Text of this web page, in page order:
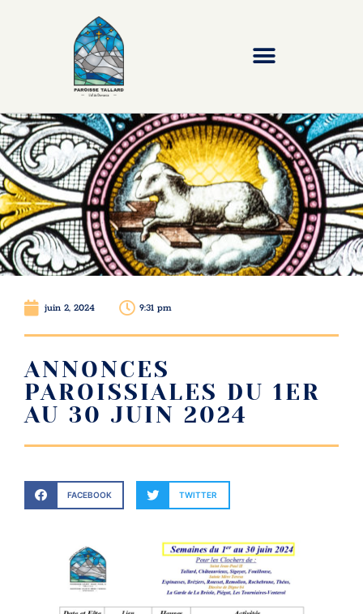
juin 2, 2024 9:31 pm
ANNONCES
PAROISSIALES DU 1ER
AU 30 JUIN 2024
FACEBOOK TWITTER